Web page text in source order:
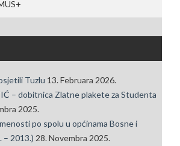
Tuzlu 13. Februara 2026.
– dobitnica Zlatne plakete za Studenta
2025.
po spolu u općinama Bosne i
– 2013.) 28. Novembra 2025.